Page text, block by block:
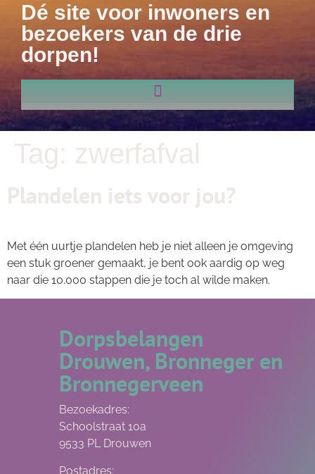
Dé site voor inwoners en
bezoekers van de drie
dorpen!
Tag: zwerfafval
Plandelen iets voor jou?
Met één uurtje plandelen heb je niet alleen je omgeving
een stuk groener gemaakt, je bent ook aardig op weg
naar die 10.000 stappen die je toch al wilde maken.
Dorpsbelangen
Drouwen, Bronneger en
Bronnegerveen
Bezoekadres:
Schoolstraat 10a
9533 PL Drouwen
Postadres: